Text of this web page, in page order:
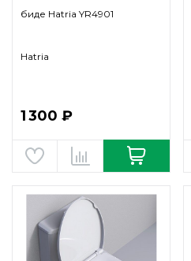
биде Hatria YR4901
Hatria
1 300 ₽